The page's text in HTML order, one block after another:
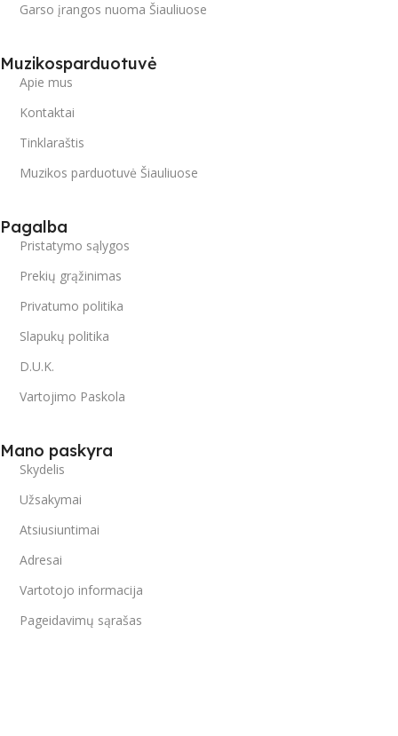
Garso įrangos nuoma Šiauliuose
Muzikosparduotuvė
Apie mus
Kontaktai
Tinklaraštis
Muzikos parduotuvė Šiauliuose
Pagalba
Pristatymo sąlygos
Prekių grąžinimas
Privatumo politika
Slapukų politika
D.U.K.
Vartojimo Paskola
Mano paskyra
Skydelis
Užsakymai
Atsiusiuntimai
Adresai
Vartotojo informacija
Pageidavimų sąrašas